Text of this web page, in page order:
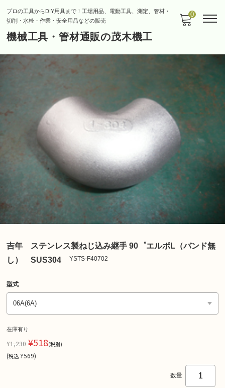
プロの工具からDIY用具まで！工場用品、電動工具、測定、管材・
切削・水栓・作業・安全用品などの販売
機械工具・管材通販の茂木機工
0
吉年 ステンレス製ねじ込み継手 90゜エルボL（バンド無
し） SUS304
YSTS-F40702
型式
在庫有り
¥1,230 ¥518(税別)
(税込 ¥569)
数量